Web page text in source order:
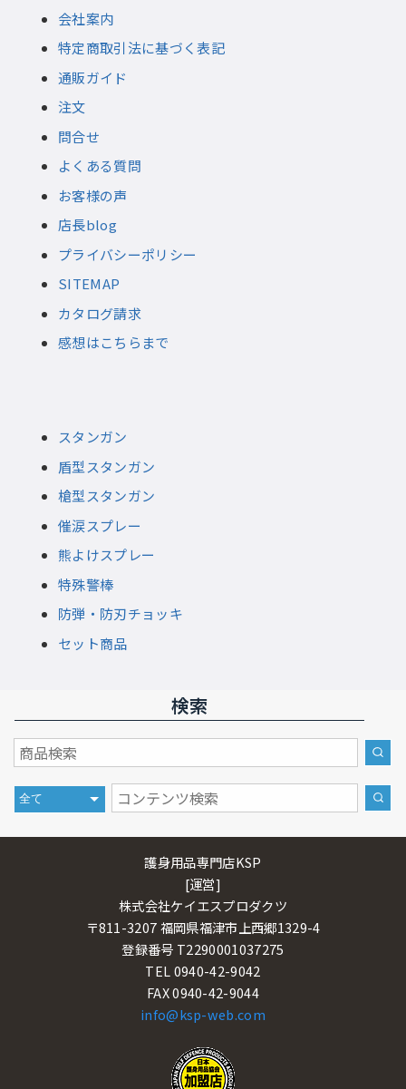
会社案内
特定商取引法に基づく表記
通販ガイド
注文
問合せ
よくある質問
お客様の声
店長blog
プライバシーポリシー
SITEMAP
カタログ請求
感想はこちらまで
スタンガン
盾型スタンガン
槍型スタンガン
催涙スプレー
熊よけスプレー
特殊警棒
防弾・防刃チョッキ
セット商品
検索
護身用品専門店KSP
[運営]
株式会社ケイエスプロダクツ
〒811-3207 福岡県福津市上西郷1329-4
登録番号 T2290001037275
TEL 0940-42-9042
FAX 0940-42-9044
info@ksp-web.com